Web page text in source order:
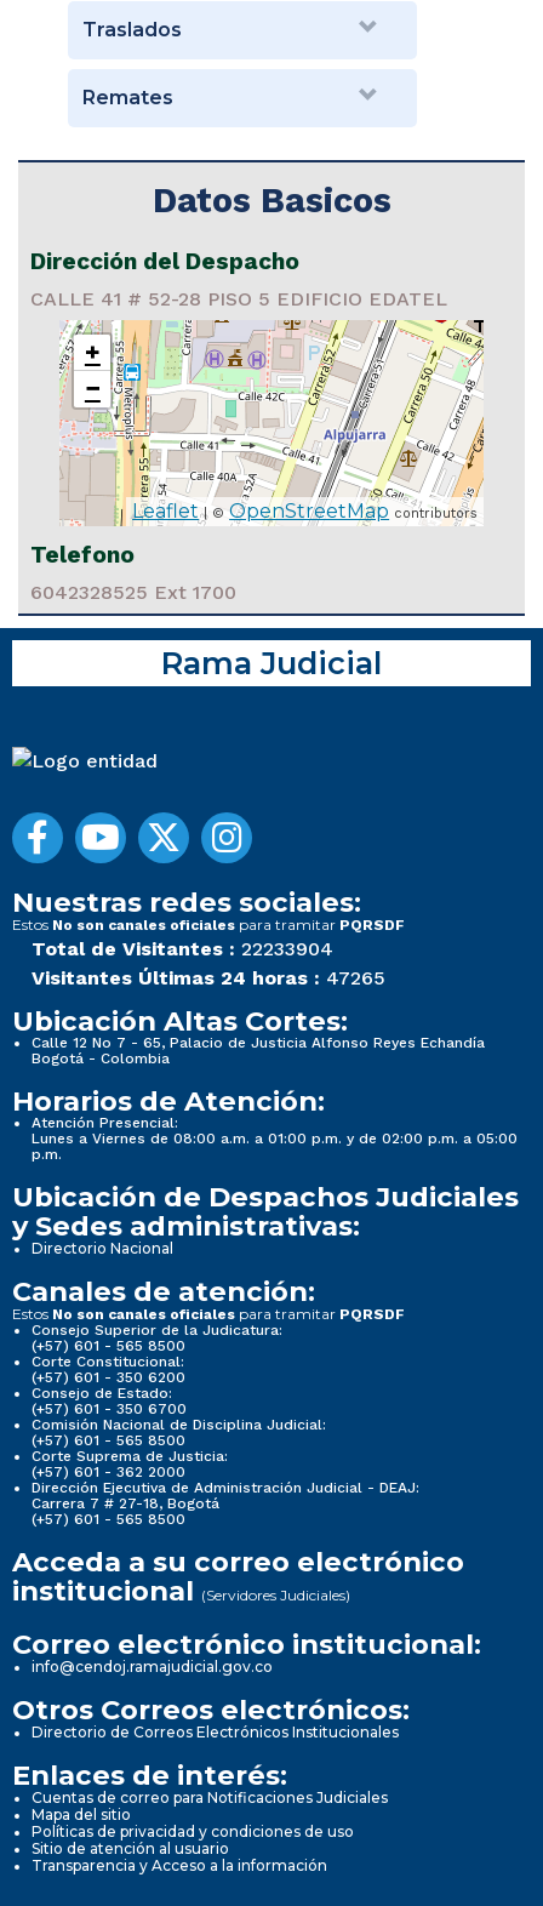
Traslados
Remates
Datos Basicos
Dirección del Despacho
CALLE 41 # 52-28 PISO 5 EDIFICIO EDATEL
+
−
Leaflet| ©OpenStreetMap contributors
Telefono
6042328525 Ext 1700
Rama Judicial
Nuestras redes sociales:
Estos No son canales oficiales para tramitar PQRSDF
Total de Visitantes : 22233904
Visitantes Últimas 24 horas : 47265
Ubicación Altas Cortes:
Calle 12 No 7 - 65, Palacio de Justicia Alfonso Reyes Echandía
Bogotá - Colombia
Horarios de Atención:
Atención Presencial:
Lunes a Viernes de 08:00 a.m. a 01:00 p.m. y de 02:00 p.m. a 05:00
p.m.
Ubicación de Despachos Judiciales
y Sedes administrativas:
Directorio Nacional
Canales de atención:
Estos No son canales oficiales para tramitar PQRSDF
Consejo Superior de la Judicatura:
(+57) 601 - 565 8500
Corte Constitucional:
(+57) 601 - 350 6200
Consejo de Estado:
(+57) 601 - 350 6700
Comisión Nacional de Disciplina Judicial:
(+57) 601 - 565 8500
Corte Suprema de Justicia:
(+57) 601 - 362 2000
Dirección Ejecutiva de Administración Judicial - DEAJ:
Carrera 7 # 27-18, Bogotá
(+57) 601 - 565 8500
Acceda a su correo electrónico
institucional (Servidores Judiciales)
Correo electrónico institucional:
info@cendoj.ramajudicial.gov.co
Otros Correos electrónicos:
Directorio de Correos Electrónicos Institucionales
Enlaces de interés:
Cuentas de correo para Notificaciones Judiciales
Mapa del sitio
Políticas de privacidad y condiciones de uso
Sitio de atención al usuario
Transparencia y Acceso a la información